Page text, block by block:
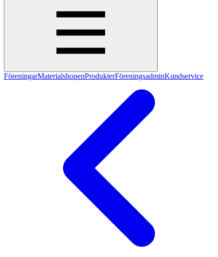
FöreningarMaterialshopenProdukterFöreningsadminKundservice